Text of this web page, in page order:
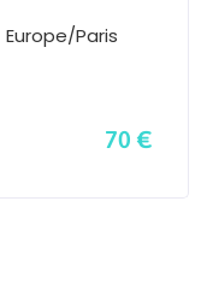
Europe/Paris
70 €